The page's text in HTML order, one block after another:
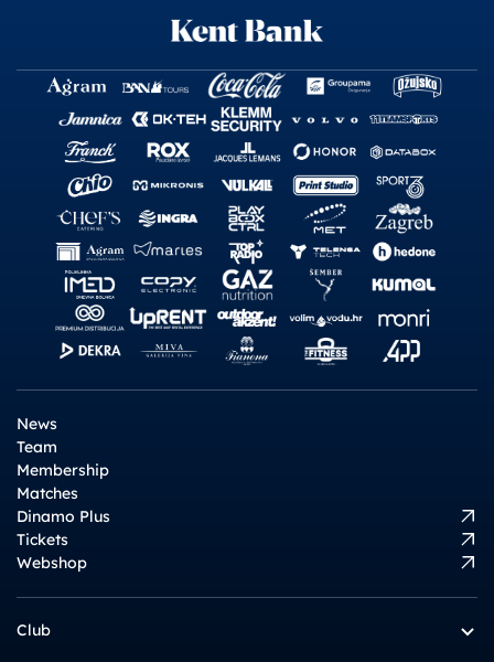
News
Team
Membership
Matches
Dinamo Plus
Tickets
Webshop
Club